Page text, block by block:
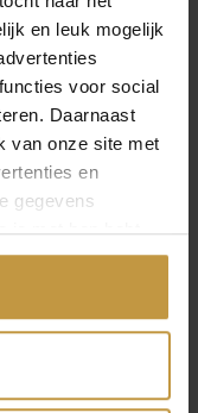
en leuk mogelijk
voor social
Daarnaast
van onze site met
en
gegevens
je met hen hebt
jouw gebruik van
€269,00
ECO-DRIVE
EM1070-83A
DAMES
LADIES
leverbaar, 1
werkdag